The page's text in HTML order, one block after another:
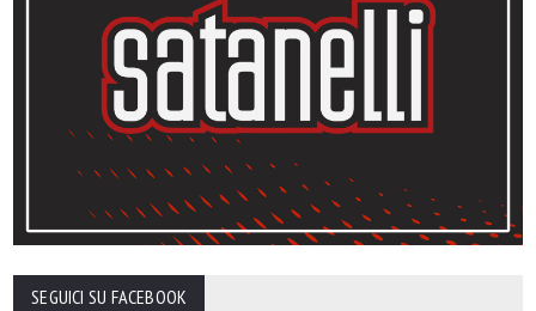
SEGUICI SU FACEBOOK